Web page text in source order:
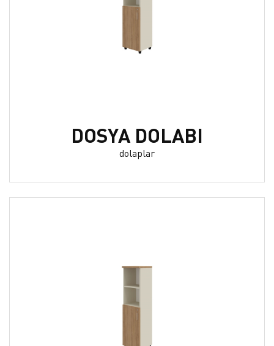
DOSYA DOLABI
dolaplar